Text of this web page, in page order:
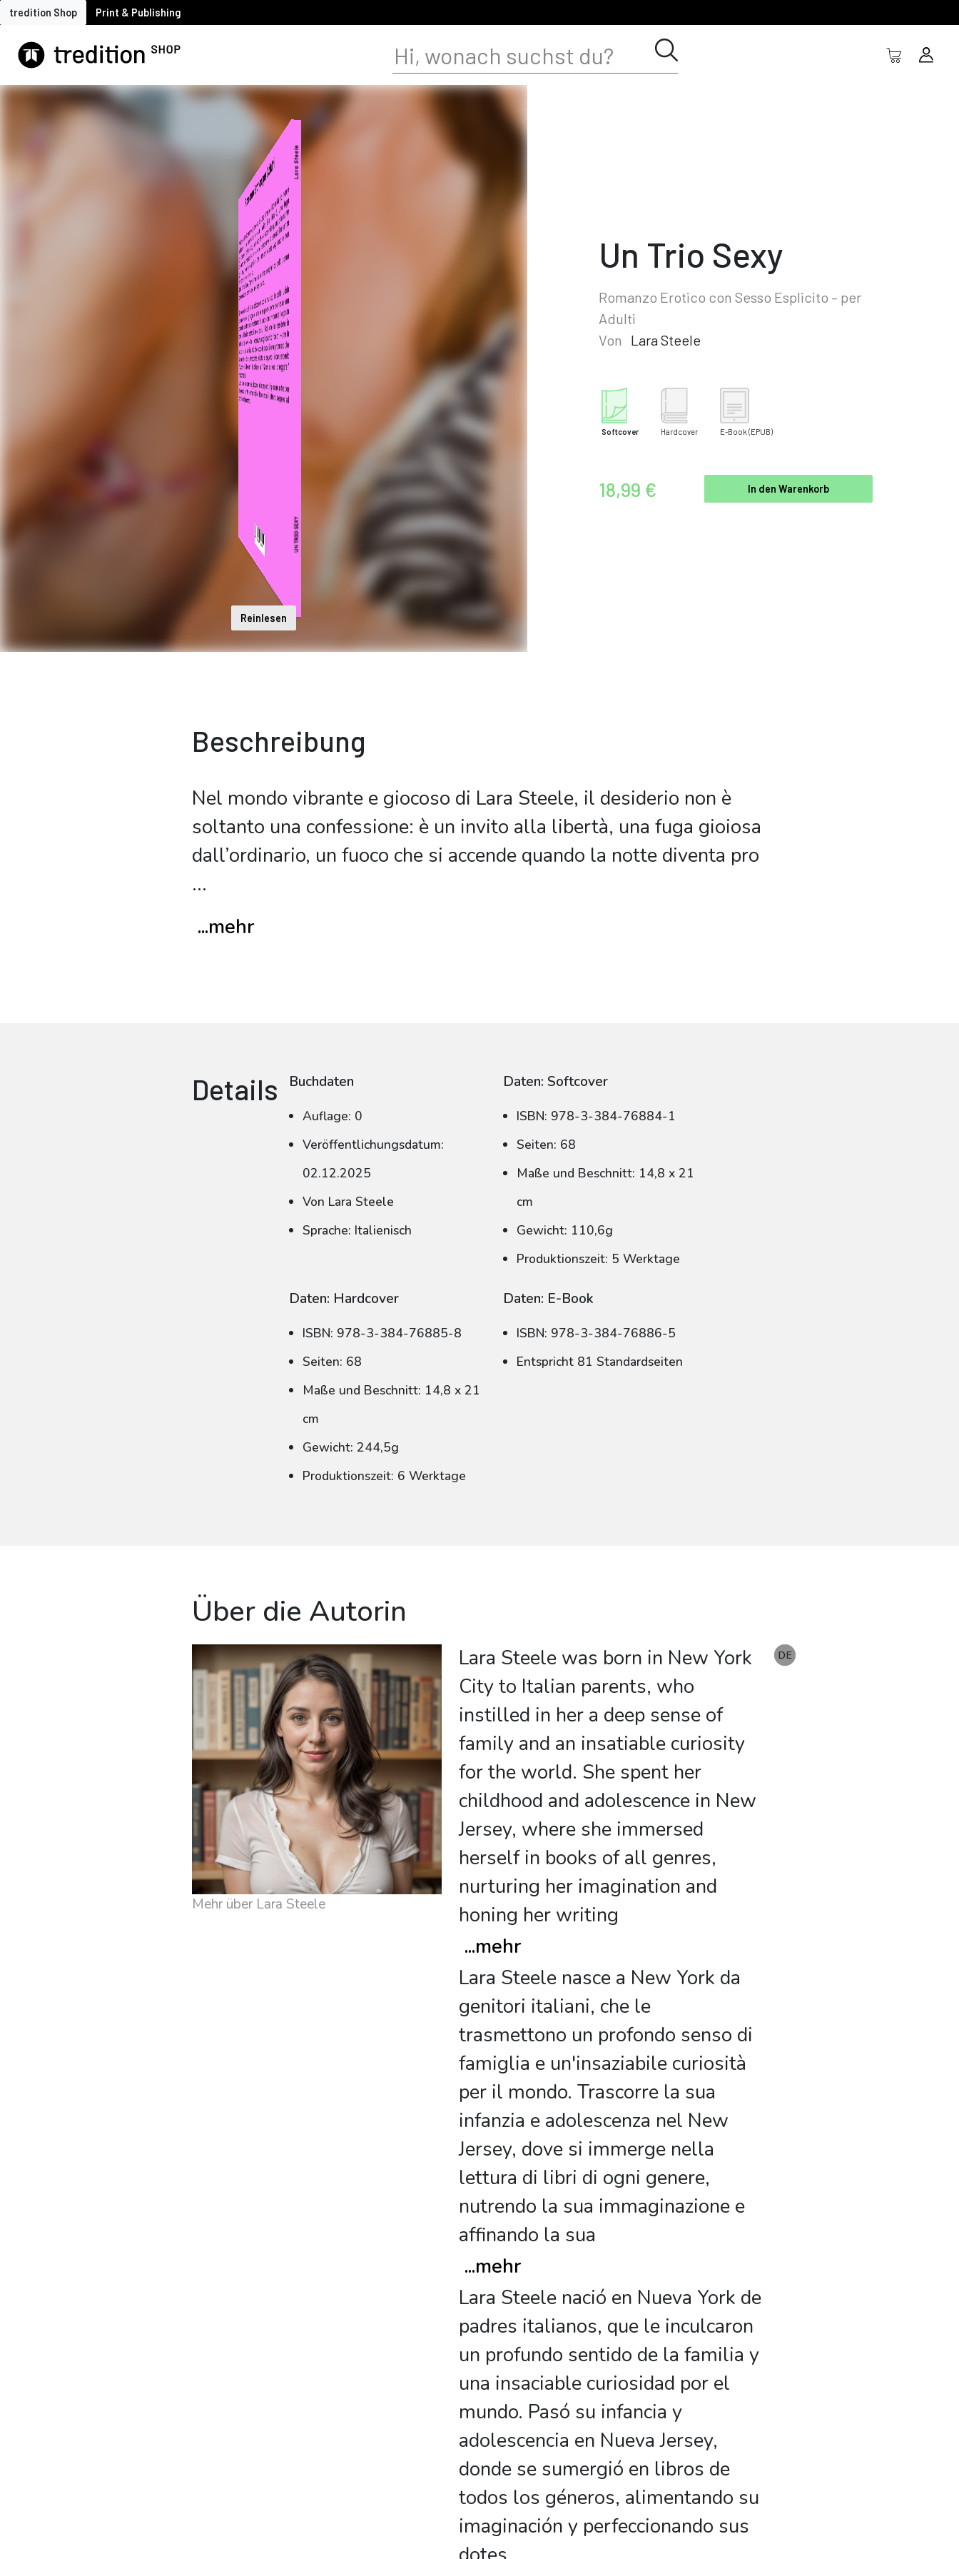
tredition Shop Print & Publishing
Reinlesen
Un Trio Sexy
Romanzo Erotico con Sesso Esplicito – per
Adulti
Von
Lara Steele
Softcover Hardcover E-Book (EPUB)
18,99 € In den Warenkorb
Beschreibung
Nel mondo vibrante e giocoso di Lara Steele, il desiderio non è
soltanto una confessione: è un invito alla libertà, una fuga gioiosa
dall’ordinario, un fuoco che si accende quando la notte diventa pro
...
...mehr
Details Buchdaten
Auflage: 0
Veröffentlichungsdatum:
02.12.2025
Von Lara Steele
Sprache: Italienisch
Daten: Softcover
ISBN: 978-3-384-76884-1
Seiten: 68
Maße und Beschnitt: 14,8 x 21
cm
Gewicht: 110,6g
Produktionszeit: 5 Werktage
Daten: Hardcover
ISBN: 978-3-384-76885-8
Seiten: 68
Maße und Beschnitt: 14,8 x 21
cm
Gewicht: 244,5g
Produktionszeit: 6 Werktage
Daten: E-Book
ISBN: 978-3-384-76886-5
Entspricht 81 Standardseiten
Über die Autorin
Mehr über Lara Steele
Lara Steele was born in New York
City to Italian parents, who
instilled in her a deep sense of
family and an insatiable curiosity
for the world. She spent her
childhood and adolescence in New
Jersey, where she immersed
herself in books of all genres,
nurturing her imagination and
honing her writing
...mehr
Lara Steele nasce a New York da
genitori italiani, che le
trasmettono un profondo senso di
famiglia e un'insaziabile curiosità
per il mondo. Trascorre la sua
infanzia e adolescenza nel New
Jersey, dove si immerge nella
lettura di libri di ogni genere,
nutrendo la sua immaginazione e
affinando la sua
...mehr
Lara Steele nació en Nueva York de
padres italianos, que le inculcaron
un profundo sentido de la familia y
una insaciable curiosidad por el
mundo. Pasó su infancia y
adolescencia en Nueva Jersey,
donde se sumergió en libros de
todos los géneros, alimentando su
imaginación y perfeccionando sus
EN
DE
DE